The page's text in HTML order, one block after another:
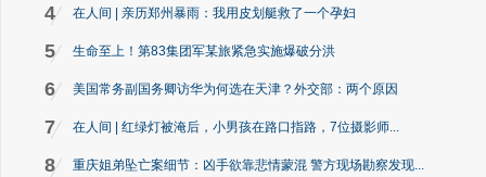
4 在人间 | 亲历郑州暴雨：我用皮划艇救了一个孕妇
5 生命至上！第83集团军某旅紧急实施爆破分洪
6 美国常务副国务卿访华为何选在天津？外交部：两个原因
7 在人间 | 红绿灯被淹后，小男孩在路口指路，7位摄影师...
8 重庆姐弟坠亡案细节：凶手欲靠悲情蒙混 警方现场勘察发现...